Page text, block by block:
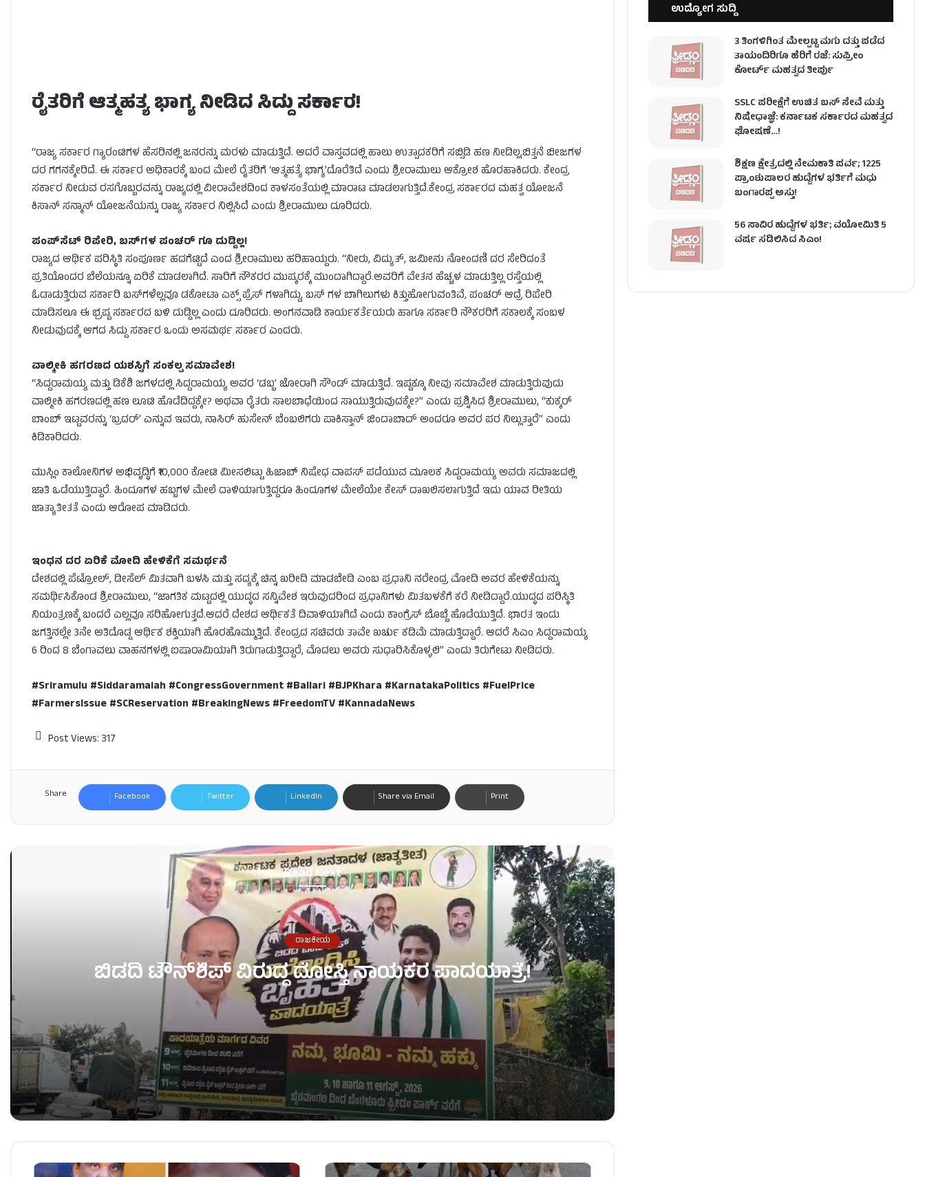
ರೈತರಿಗೆ ಆತ್ಮಹತ್ಯ ಭಾಗ್ಯ ನೀಡಿದ ಸಿದ್ದು ಸರ್ಕಾರ!
“ರಾಜ್ಯ ಸರ್ಕಾರ ಗ್ಯಾರಂಟಿಗಳ ಹೆಸರಿನಲ್ಲಿ ಜನರನ್ನು ಮರಳು ಮಾಡುತ್ತಿದೆ. ಆದರೆ ವಾಸ್ತವದಲ್ಲಿ ಹಾಲು ಉತ್ಪಾದಕರಿಗೆ ಸಬ್ಸಿಡಿ ಹಣ ನೀಡಿಲ್ಲ,ಬಿತ್ತನೆ ಬೀಜಗಳ
ದರ ಗಗನಕ್ಕೇರಿದೆ. ಈ ಸರ್ಕಾರ ಅಧಿಕಾರಕ್ಕೆ ಬಂದ ಮೇಲೆ ರೈತರಿಗೆ ‘ಆತ್ಮಹತ್ಯೆ ಭಾಗ್ಯ’ದೊರೆತಿದೆ ಎಂದು ಶ್ರೀರಾಮುಲು ಆಕ್ರೋಶ ಹೊರಹಾಕಿದರು. ಕೇಂದ್ರ
ಸರ್ಕಾರ ನೀಡುವ ರಸಗೊಬ್ಬರವನ್ನು ರಾಜ್ಯದಲ್ಲಿ ವೀರಾವೇಶದಿಂದ ಕಾಳಸಂತೆಯಲ್ಲಿ ಮಾರಾಟ ಮಾಡಲಾಗುತ್ತಿದೆ.ಕೇಂದ್ರ ಸರ್ಕಾರದ ಮಹತ್ವ ಯೋಜನೆ
ಕಿಸಾನ್ ಸನ್ಮಾನ್ ಯೋಜನೆಯನ್ನು ರಾಜ್ಯ ಸರ್ಕಾರ ನಿಲ್ಲಿಸಿದೆ ಎಂದು ಶ್ರೀರಾಮುಲು ದೂರಿದರು.
ಪಂಪ್‌ಸೆಟ್ ರಿಪೇರಿ, ಬಸ್‌ಗಳ ಪಂಚರ್ ಗೂ ದುಡ್ಡಿಲ್ಲ!
ರಾಜ್ಯದ ಆರ್ಥಿಕ ಪರಿಸ್ಥಿತಿ ಸಂಪೂರ್ಣ ಹದಗೆಟ್ಟಿದೆ ಎಂದ ಶ್ರೀರಾಮುಲು ಹರಿಹಾಯ್ದರು. “ನೀರು, ವಿದ್ಯುತ್, ಜಮೀನು ನೋಂದಣಿ ದರ ಸೇರಿದಂತೆ
ಪ್ರತಿಯೊಂದರ ಬೆಲೆಯನ್ನೂ ಏರಿಕೆ ಮಾಡಲಾಗಿದೆ. ಸಾರಿಗೆ ನೌಕರರ ಮುಷ್ಕರಕ್ಕೆ ಮುಂದಾಗಿದ್ದಾರೆ.ಅವರಿಗೆ ವೇತನ ಹೆಚ್ಚಳ ಮಾಡುತ್ತಿಲ್ಲ ರಸ್ತೆಯಲ್ಲಿ
ಓಡಾಡುತ್ತಿರುವ ಸರ್ಕಾರಿ ಬಸ್‌ಗಳೆಲ್ಲವೂ ಡಕೋಟಾ ಎಕ್ಸ್ ಪ್ರೆಸ್ ಗಳಾಗಿದ್ದು, ಬಸ್​ ಗಳ ಬಾಗಿಲುಗಳು ಕಿತ್ತುಹೋಗುವಂತಿವೆ, ಪಂಚರ್ ಆದ್ರೆ ರಿಪೇರಿ
ಮಾಡಿಸಲೂ ಈ ಭ್ರಷ್ಟ ಸರ್ಕಾರದ ಬಳಿ ದುಡ್ಡಿಲ್ಲ ಎಂದು ದೂರಿದರು. ಅಂಗನವಾಡಿ ಕಾರ್ಯಕರ್ತೆಯರು ಹಾಗೂ ಸರ್ಕಾರಿ ನೌಕರರಿಗೆ ಸಕಾಲಕ್ಕೆ ಸಂಬಳ
ನೀಡುವುದಕ್ಕೆ ಆಗದ ಸಿದ್ದು ಸರ್ಕಾರ ಒಂದು ಅಸಮರ್ಥ ಸರ್ಕಾರ ಎಂದರು.
ವಾಲ್ಮೀಕಿ ಹಗರಣದ ಯಶಸ್ಸಿಗೆ ಸಂಕಲ್ಪ ಸಮಾವೇಶ!
“ಸಿದ್ದರಾಮಯ್ಯ ಮತ್ತು ಡಿಕೆಶಿ ಜಗಳದಲ್ಲಿ ಸಿದ್ದರಾಮಯ್ಯ ಅವರ ‘ಡಬ್ಬ’ ಜೋರಾಗಿ ಸೌಂಡ್ ಮಾಡುತ್ತಿದೆ. ಇಷ್ಟಕ್ಕೂ ನೀವು ಸಮಾವೇಶ ಮಾಡುತ್ತಿರುವುದು
ವಾಲ್ಮೀಕಿ ಹಗರಣದಲ್ಲಿ ಹಣ ಲೂಟಿ ಹೊಡೆದಿದ್ದಕ್ಕೇ? ಅಥವಾ ರೈತರು ಸಾಲಬಾಧೆಯಿಂದ ಸಾಯುತ್ತಿರುವುದಕ್ಕೇ?” ಎಂದು ಪ್ರಶ್ನಿಸಿದ ಶ್ರೀರಾಮುಲು, “ಕುಕ್ಕರ್
ಬಾಂಬ್ ಇಟ್ಟವರನ್ನು ‘ಬ್ರದರ್’ ಎನ್ನುವ ಇವರು, ನಾಸಿರ್ ಹುಸೇನ್ ಬೆಂಬಲಿಗರು ಪಾಕಿಸ್ತಾನ್ ಜಿಂದಾಬಾದ್ ಅಂದರೂ ಅವರ ಪರ ನಿಲ್ಲುತ್ತಾರೆ” ಎಂದು
ಕಿಡಿಕಾರಿದರು.
ಮುಸ್ಲಿಂ ಕಾಲೋನಿಗಳ ಅಭಿವೃದ್ಧಿಗೆ ₹10,000 ಕೋಟಿ ಮೀಸಲಿಟ್ಟು ಹಿಜಾಬ್ ನಿಷೇಧ ವಾಪಸ್ ಪಡೆಯುವ ಮೂಲಕ ಸಿದ್ದರಾಮಯ್ಯ ಅವರು ಸಮಾಜದಲ್ಲಿ
ಜಾತಿ ಒಡೆಯುತ್ತಿದ್ದಾರೆ. ಹಿಂದೂಗಳ ಹಬ್ಬಗಳ ಮೇಲೆ ದಾಳಿಯಾಗುತ್ತಿದ್ದರೂ ಹಿಂದೂಗಳ ಮೇಲೆಯೇ ಕೇಸ್ ದಾಖಲಿಸಲಾಗುತ್ತಿದೆ ಇದು ಯಾವ ರೀತಿಯ
ಜಾತ್ಯಾತೀತತೆ ಎಂದು ಆರೋಪ ಮಾಡಿದರು.
ಇಂಧನ ದರ ಏರಿಕೆ ಮೋದಿ ಹೇಳಿಕೆಗೆ ಸಮರ್ಥನೆ
ದೇಶದಲ್ಲಿ ಪೆಟ್ರೋಲ್, ಡೀಸೆಲ್ ಮಿತವಾಗಿ ಬಳಸಿ ಮತ್ತು ಸದ್ಯಕ್ಕೆ ಚಿನ್ನ ಖರೀದಿ ಮಾಡಬೇಡಿ ಎಂಬ ಪ್ರಧಾನಿ ನರೇಂದ್ರ ಮೋದಿ ಅವರ ಹೇಳಿಕೆಯನ್ನು
ಸಮರ್ಥಿಸಿಕೊಂಡ ಶ್ರೀರಾಮುಲು, “ಜಾಗತಿಕ ಮಟ್ಟದಲ್ಲಿ ಯುದ್ಧದ ಸನ್ನಿವೇಶ ಇರುವುದರಿಂದ ಪ್ರಧಾನಿಗಳು ಮಿತಬಳಕೆಗೆ ಕರೆ ನೀಡಿದ್ದಾರೆ.ಯುದ್ಧದ ಪರಿಸ್ಥಿತಿ
ನಿಯಂತ್ರಣಕ್ಕೆ ಬಂದರೆ ಎಲ್ಲವೂ ಸರಿಹೋಗುತ್ತದೆ.ಆದರೆ ದೇಶದ ಆರ್ಥಿಕತೆ ದಿವಾಳಿಯಾಗಿದೆ ಎಂದು ಕಾಂಗ್ರೆಸ್ ಬೊಬ್ಬೆ ಹೊಡೆಯುತ್ತಿದೆ. ಭಾರತ ಇಂದು
ಜಗತ್ತಿನಲ್ಲೇ 3ನೇ ಅತಿದೊಡ್ಡ ಆರ್ಥಿಕ ಶಕ್ತಿಯಾಗಿ ಹೊರಹೊಮ್ಮುತ್ತಿದೆ. ಕೇಂದ್ರದ ಸಚಿವರು ತಾವೇ ಖರ್ಚು ಕಡಿಮೆ ಮಾಡುತ್ತಿದ್ದಾರೆ. ಆದರೆ ಸಿಎಂ ಸಿದ್ದರಾಮಯ್ಯ
6 ರಿಂದ 8 ಬೆಂಗಾವಲು ವಾಹನಗಳಲ್ಲಿ ಐಷಾರಾಮಿಯಾಗಿ ತಿರುಗಾಡುತ್ತಿದ್ದಾರೆ, ಮೊದಲು ಅವರು ಸುಧಾರಿಸಿಕೊಳ್ಳಲಿ” ಎಂದು ತಿರುಗೇಟು ನೀಡಿದರು.
#Sriramulu #Siddaramaiah #CongressGovernment #Ballari #BJPKhara #KarnatakaPolitics #FuelPrice
#FarmersIssue #SCReservation #BreakingNews #FreedomTV #KannadaNews
Post Views: 317
Share Facebook Twitter LinkedIn Share via Email Print
Read Next
ರಾಜಕೀಯ
ಬಿಡದಿ ಟೌನ್‌ಶಿಪ್‌ ವಿರುದ್ಧ ದೋಸ್ತಿ ನಾಯಕರ ಪಾದಯಾತ್ರೆ!
ಬಿಡದಿ ಟೌನ್‌ಶಿಪ್‌ ವಿರುದ್ಧ ದೋಸ್ತಿ ನಾಯಕರ ಪಾದಯಾತ್ರೆ!
ಉದ್ಯೋಗ ಸುದ್ದಿ
3 ತಿಂಗಳಿಗಿಂತ ಮೇಲ್ಪಟ್ಟ ಮಗು ದತ್ತು ಪಡೆದ
ತಾಯಂದಿರಿಗೂ ಹೆರಿಗೆ ರಜೆ: ಸುಪ್ರೀಂ
ಕೋರ್ಟ್ ಮಹತ್ವದ ತೀರ್ಪು
SSLC ಪರೀಕ್ಷೆಗೆ ಉಚಿತ ಬಸ್ ಸೇವೆ ಮತ್ತು
ನಿಷೇಧಾಜ್ಞೆ: ಕರ್ನಾಟಕ ಸರ್ಕಾರದ ಮಹತ್ವದ
ಘೋಷಣೆ…!
ಶಿಕ್ಷಣ ಕ್ಷೇತ್ರದಲ್ಲಿ ನೇಮಕಾತಿ ಪರ್ವ; 1225
ಪ್ರಾಂಶುಪಾಲರ ಹುದ್ದೆಗಳ ಭರ್ತಿಗೆ ಮಧು
ಬಂಗಾರಪ್ಪ ಅಸ್ತು!
56 ಸಾವಿರ ಹುದ್ದೆಗಳ ಭರ್ತಿ; ವಯೋಮಿತಿ 5
ವರ್ಷ ಸಡಿಲಿಸಿದ ಸಿಎಂ!